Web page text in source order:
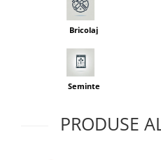
Bricolaj
Seminte
PRODUSE